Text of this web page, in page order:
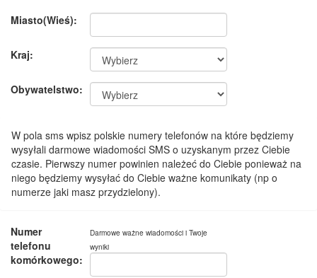
Miasto(Wieś):
Kraj:
Obywatelstwo:
W pola sms wpisz polskie numery telefonów na które będziemy
wysyłali darmowe wiadomości SMS o uzyskanym przez Ciebie
czasie. Pierwszy numer powinien należeć do Ciebie ponieważ na
niego będziemy wysyłać do Ciebie ważne komunikaty (np o
numerze jaki masz przydzielony).
Numer
telefonu
komórkowego:
Darmowe ważne wiadomości i Twoje
wyniki